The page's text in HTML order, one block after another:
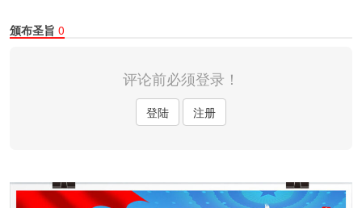
颁布圣旨 0
评论前必须登录！
登陆 注册